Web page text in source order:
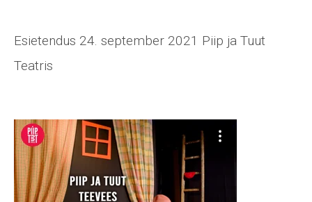
Esietendus 24. september 2021 Piip ja Tuut
Teatris